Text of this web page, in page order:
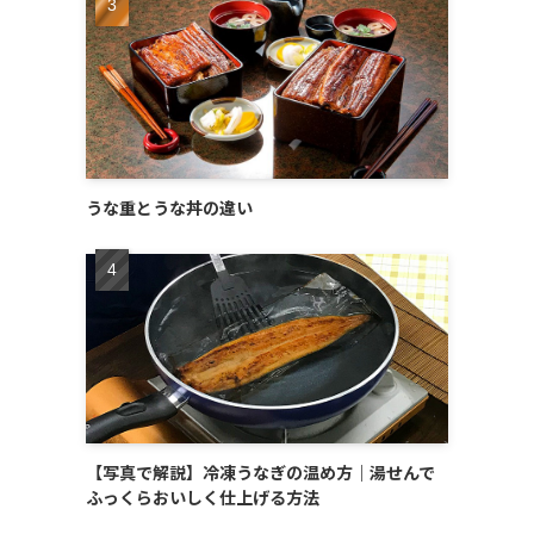
うな重とうな丼の違い
【写真で解説】冷凍うなぎの温め方｜湯せんで
ふっくらおいしく仕上げる方法